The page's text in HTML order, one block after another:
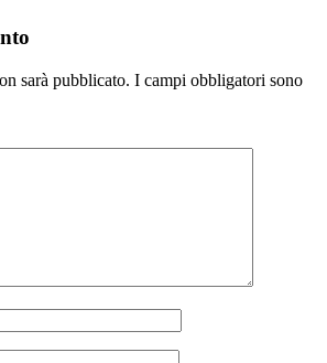
sarà pubblicato. I campi obbligatori sono